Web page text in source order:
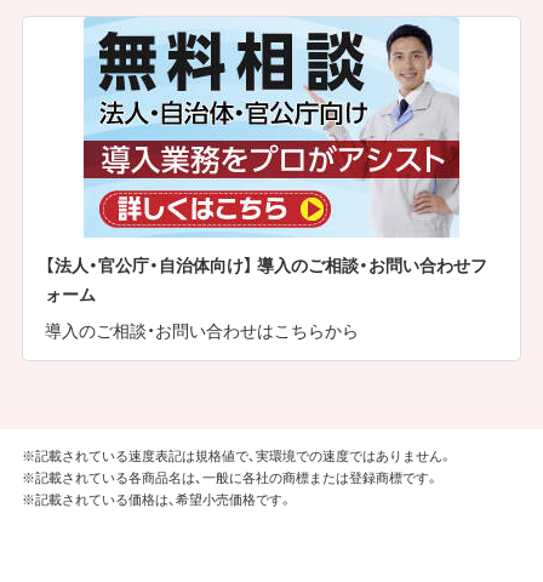
【法人・官公庁・自治体向け】 導入のご相談・お問い合わせフ
ォーム
導入のご相談・お問い合わせはこちらから
※記載されている速度表記は規格値で、実環境での速度ではありません。
※記載されている各商品名は、一般に各社の商標または登録商標です。
※記載されている価格は、希望小売価格です。